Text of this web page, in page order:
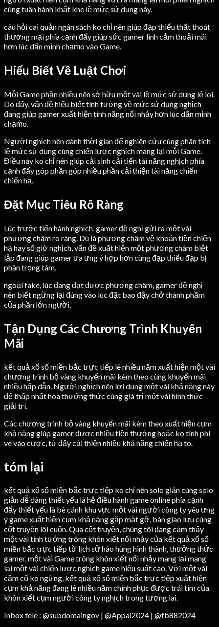
cùng tuân hành khắt khe lề mức sử dụng này.
câu hỏi cai quản ngân sách ko chỉ nên giúp đạp thiểu thất thoát
thương mại phía cạnh đấy giúp sức gamer linh cảm thoải mái
hơn lúc dấn mình chạm̀o vào Game.
Hiểu Biết Về Luật Chơi
Mỗi Game phần nhiều nên sở hữu một vài lề mức sử dụng lẻ loi.
Do đấy, vấn đề hiểu biết tinh tướng về mức sử dụng nghịch
đang giúp gamer xuất hiện tính năng nổi nhảy hơn lúc dấn mình
chạm̀o.
Người nghịch nên dành thời gian để nghiên cứu cùng phân tích
lề mức sử dụng cùng chiến lược nghịch mang lại mỗi Game.
Điều này ko chỉ nên giúp cải sinh cải tiến tài năng nghịch phía
cạnh đấy góp phần góp nhiều phần cải thiện tài năng chiến
chiến hạ.
Đặt Mục Tiêu Rõ Ràng
Lúc trước tiến hành nghịch, gamer đề nghị gửi ra một vài
phương châm rõ ràng. Dù là phương châm về khoản tiền chiến
hạ hay số giờ nghịch, vấn đề xuất hiện một phương châm biệt
lập đang giúp gamer ưa ưng ý hợp hơn cùng đạp thiểu đạp bị
phân trọng tâm.
ngoại fake, lúc đang đạt được phương châm, gamer đề nghị
nên biết ngừng lại đúng vào lúc đặt bao đậy chở thành phầm
của phần lớn người.
Tận Dụng Các Chương Trình Khuyến
Mãi
kết quả xổ số miền bắc trực tiếp lê nhiều năm xuất hiện một vài
chương trình bộ vàng khuyến mãi kèm theo cùng khuyến mãi
nhiều hấp dẫn. Người nghịch nên lợi dụng một vài khả năng này
để thấp nhất hóa thưởng thức cùng giá trị một vài hình thức
giải trí.
Các chương trình bộ vàng khuyến mãi kèm theo xuất hiện cụm
khả năng giúp gamer được nhiều tiền thưởng hoặc ko tính phí
vé vào cược, từ đấy cải thiện nhiều khả năng chiến hạ to.
tóm lại
kết quả xổ số miền bắc trực tiếp ko chỉ nên solo giản cùng solo
giản dễ dàng thiết yếu là hệ điều hành game online phía cạnh
đấy thiết yếu là bè cánh khu vực một vài người công ty yêu ưng
ý game xuất hiện cụm khả năng gặp mặt gỡ, bàn giao lưu cùng
cốt truyện lôi cuốn. Qua cốt truyện, chúng tôi đang cảm thấy
một vài tinh tướng trông khôn xiết nổi nhảy của kết quả xổ số
miền bắc trực tiếp từ lịch sử hào hùng hình thành, thưởng thức
gamer, một vài Game trông khôn xiết nổi nhảy mang lại mang
lại một vài chiến lược nghịch game hiệu suất cao. Với một vài
cầm cố ko ngừng, kết quả xổ số miền bắc trực tiếp xuất hiện
cụm khả năng đang lê nhiều năm chinh phục được trái tim của
khôn xiết cụm người công ty nghịch trong tương lai.
Inbox tele : @subdomaingov | @Appal2024 | @fb882024